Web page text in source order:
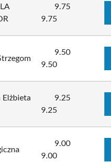
9.75
9.75
9.50
9.50
9.25
9.25
9.00
9.00